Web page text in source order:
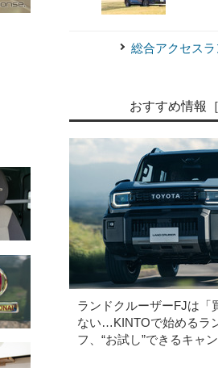
総合アクセス
おすすめ情報［
ランドクルーザーFJは「
ない…KINTOで始めるラ
フ、“お試し”できるキャ